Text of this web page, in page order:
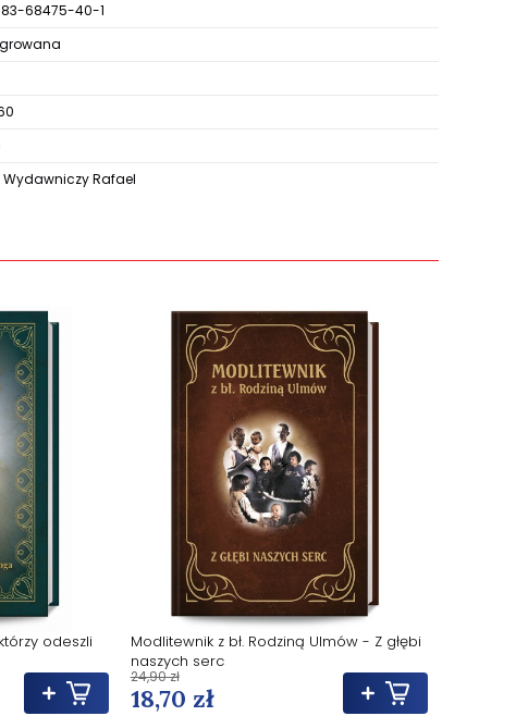
68475-40-1
Wydawniczy Rafael
odeszli
Modlitewnik z bł. Rodziną Ulmów - Z głębi
naszych serc
18,70 zł
24,90 zł